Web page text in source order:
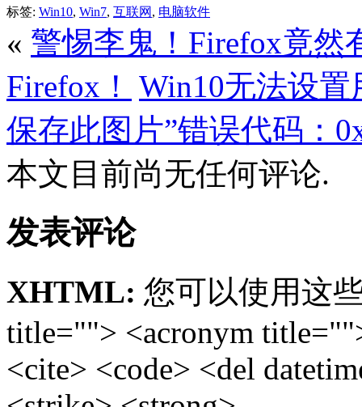
标签: Win10, Win7, 互联网 , 电脑软件
« 警惕李鬼！Firefox竟然
Firefox！
Win10无法设
保存此图片”错误代码：
本文目前尚无任何评论.
发表评论
XHTML: 您可以使用这
title=""> <acronym
<cite> <code> <del